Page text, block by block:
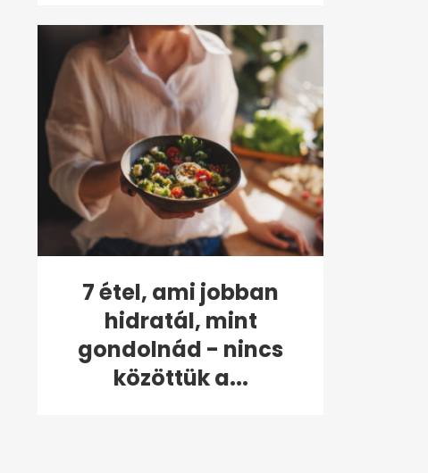
7 étel, ami jobban
hidratál, mint
gondolnád - nincs
közöttük a...